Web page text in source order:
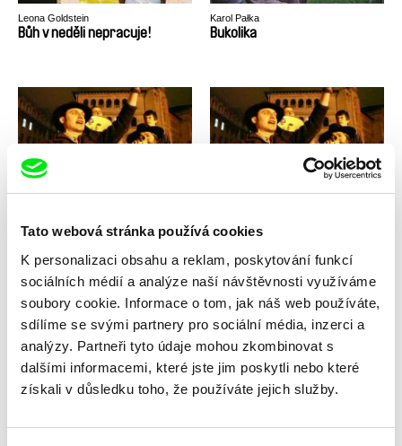
Tato webová stránka používá cookies
K personalizaci obsahu a reklam, poskytování funkcí
sociálních médií a analýze naší návštěvnosti využíváme
soubory cookie. Informace o tom, jak náš web používáte,
sdílíme se svými partnery pro sociální média, inzerci a
analýzy. Partneři tyto údaje mohou zkombinovat s
dalšími informacemi, které jste jim poskytli nebo které
získali v důsledku toho, že používáte jejich služby.
Leona Goldstein
Bůh v neděli nepracuje!
Karol Pałka
Bukolika
Anders Østergaard
Burma VJ
Eyal Sivan
BURUNDI, Under Terror